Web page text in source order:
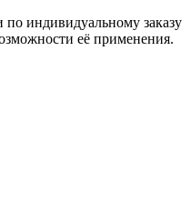
индивидуальному заказу
её применения.